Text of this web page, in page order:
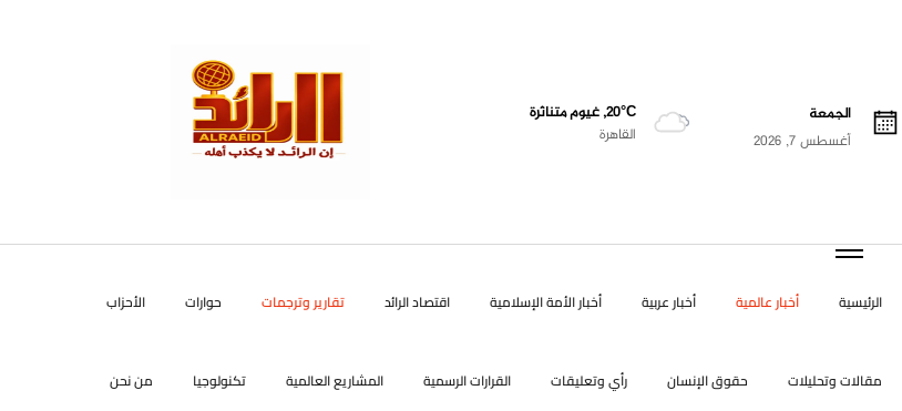
الجمعة
أغسطس 7, 2026
20°C, غيوم متناثرة
القاهرة
الرئيسية أخبار عالمية أخبار عربية أخبار الأمة الإسلامية اقتصاد الرائد تقارير وترجمات حوارات الأحزاب
مقالات وتحليلات حقوق الإنسان رأي وتعليقات القرارات الرسمية المشاريع العالمية تكنولوجيا من نحن